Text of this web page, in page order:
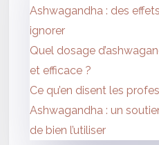
Ashwagandha : des
ignorer
Quel dosage
et efficace ?
Ce qu’en disent les
Ashwagandha : un
de bien l’utiliser